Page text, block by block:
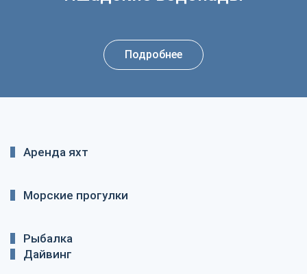
Подробнее
Аренда яхт
Морские прогулки
Рыбалка
Дайвинг